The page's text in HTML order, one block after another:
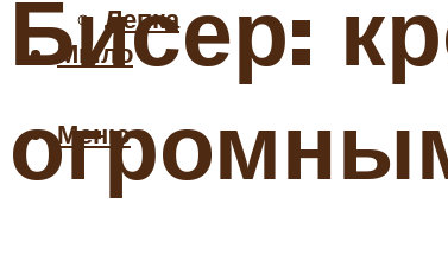
Лепка
Мыло
Меню
Бисер: